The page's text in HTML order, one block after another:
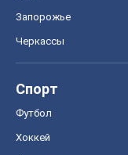
Запорожье
Черкассы
Спорт
Футбол
Хоккей